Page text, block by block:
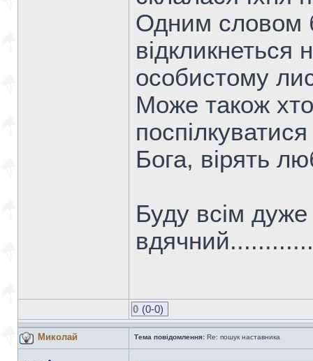
Одним словом
особистому
Може також
Бога, вірять
Буду всім дуже
0 (0-0)
Миколай Тема повідомлення: Re: пошук наставника